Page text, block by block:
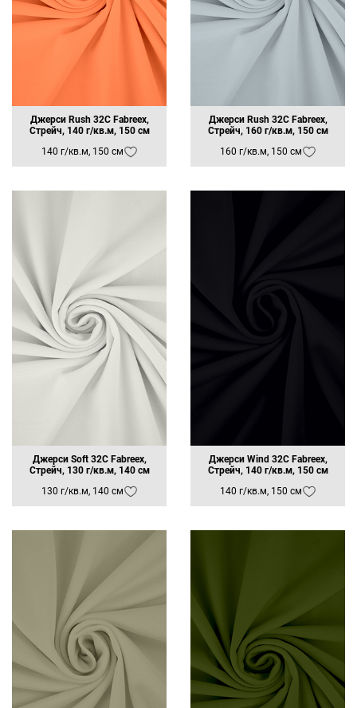
Глубокий розовый FBE-003
Песочный FBE-078
Кораллово-персиковый FBE-080
Лососевый FBE-035
Оранжево-персиковый FBE-033
Абрикосовый FBE-034
Бисквитный FBE-031
Винно-красный FBE-060
Хаки FBE-047
Коричневый глиняный FBE-065
Коричневый теплый FBE-063
Коричневый бледный FBE-064
Белый FBЕ-001
Бургундский FBE-025
Бордовый FBE-079
Амарантово-пурпурный FBE-075
Красный FBE-010
Красный ягодный FBE-024
Красный насыщенный FBE-023
Коралловый неон FBE-004
Принт Брак
Хаки Арса
Хаки FBE-088
Розово-лиловый FBE-027
Бежевый FBP-004
Розовый Барби FBE-088
Черный FBE-021 Арса
Коралловый FBE-089
Олива 19-0511
Синий темный 19-4024
Розовый яркий
Маджента 17-2625
Суровое
Желтый 14-1064
Вишневый 5228
Джерси Rush 32C Fabreex,
Стрейч, 140 г/кв.м, 150 см
140 г/кв.м, 150 см
Джерси Rush 32C Fabreex,
Стрейч, 160 г/кв.м, 150 см
160 г/кв.м, 150 см
Джерси Soft 32C Fabreex,
Стрейч, 130 г/кв.м, 140 см
130 г/кв.м, 140 см
Джерси Wind 32C Fabreex,
Стрейч, 140 г/кв.м, 150 см
140 г/кв.м, 150 см